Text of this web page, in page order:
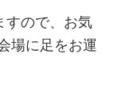
すので、お気
場に足をお運